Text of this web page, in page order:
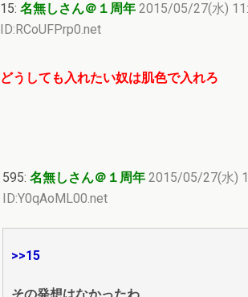
15: 名無しさん＠１周年 2015/05/27(水)
ID:RCoUFPrp0.net
どうしても入れたい奴は肌色で入れろ
595: 名無しさん＠１周年 2015/05/27(水)
ID:Y0qAoML00.net
>>15